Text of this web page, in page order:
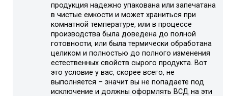
продукция надежно упакована или запечатана
в чистые емкости и может храниться при
комнатной температуре, или в процессе
производства была доведена до полной
готовности, или была термически обработана
целиком и полностью до полного изменения
естественных свойств сырого продукта. Вот
это условие у вас, скорее всего, не
выполняется – значит вы не попадаете под
исключение и должны оформлять ВСД на эти